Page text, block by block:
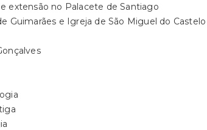
extensão no Palacete de Santiago
Guimarães e Igreja de São Miguel do Castelo